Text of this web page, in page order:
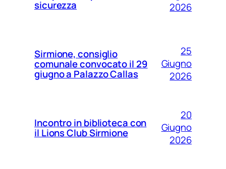
sicurezza
2026
Sirmione, consiglio
comunale convocato il 29
giugno a Palazzo Callas
25
Giugno
2026
Incontro in biblioteca con
il Lions Club Sirmione
20
Giugno
2026